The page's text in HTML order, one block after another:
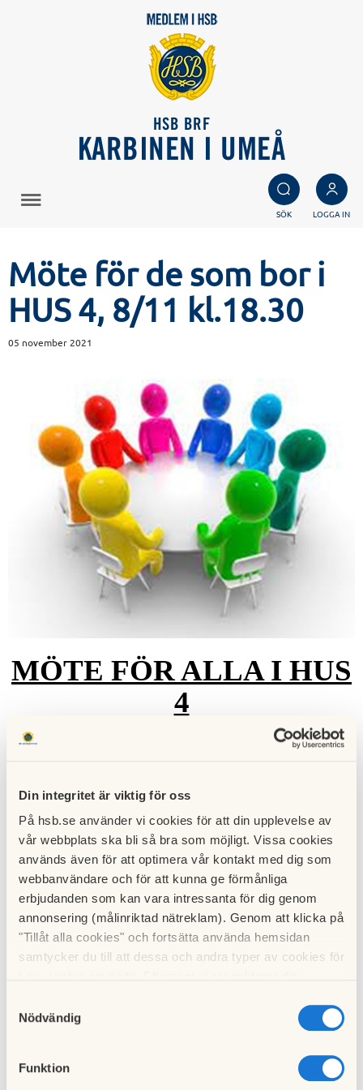
Din integritet är viktig för oss
På hsb.se använder vi cookies för att din upplevelse av
vår webbplats ska bli så bra som möjligt. Vissa cookies
används även för att optimera vår kontakt med dig som
webbanvändare och för att kunna ge förmånliga
erbjudanden som kan vara intressanta för dig genom
annonsering (målinriktad nätreklam). Genom att klicka på
"Tillåt alla cookies" och fortsätta använda hemsidan
samtycker du till att dessa och andra typer av cookies för
cookies och välja att endast tillåta ett urval.
Nödvändig
Funktion
HSB BRF
KARBINEN I UMEÅ
SÖK LOGGA IN
Möte för de som bor i
HUS 4, 8/11 kl.18.30
05 november 2021
MÖTE FÖR ALLA I HUS
4
Måndagen den 8/11 kl. 18:30
källaren för alla er som bor i Hus 4.
Här kommer VNB att ta alla
detaljer för er som är viktiga
att veta t.ex;
· när och hur går det till
när de borrar i väggarna?
· kan jag vara hemma
Hur mycket måste jag
plocka undan för att de